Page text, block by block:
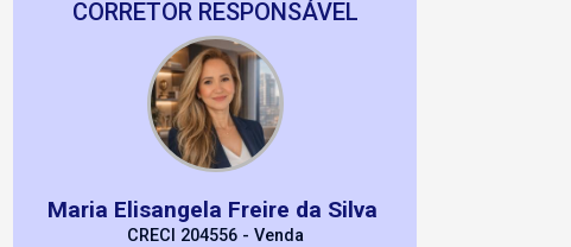
CORRETOR RESPONSÁVEL
Maria Elisangela Freire da Silva
CRECI 204556 - Venda